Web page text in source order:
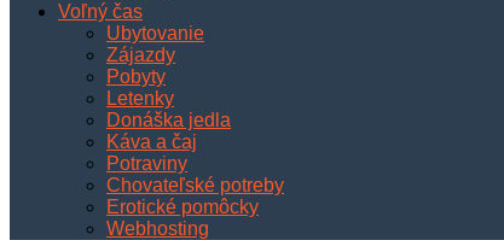
Voľný čas
Ubytovanie
Zájazdy
Pobyty
Letenky
Donáška jedla
Káva a čaj
Potraviny
Chovateľské potreby
Erotické pomôcky
Webhosting